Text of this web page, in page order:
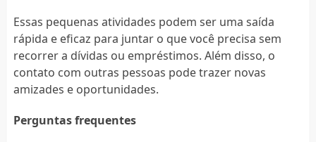
Essas pequenas atividades podem ser uma saída
rápida e eficaz para juntar o que você precisa sem
recorrer a dívidas ou empréstimos. Além disso, o
contato com outras pessoas pode trazer novas
amizades e oportunidades.
Perguntas frequentes